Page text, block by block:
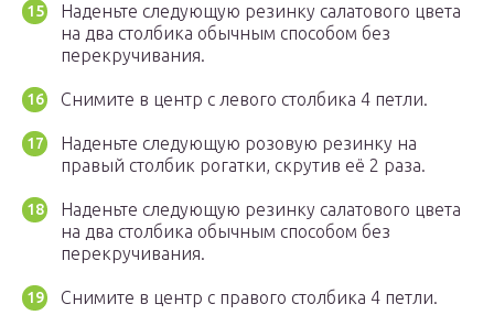
Наденьте следующую резинку салатового цвета
на два столбика обычным способом без
перекручивания.
Снимите в центр с левого столбика 4 петли.
Наденьте следующую розовую резинку на
правый столбик рогатки, скрутив её 2 раза.
Наденьте следующую резинку салатового цвета
на два столбика обычным способом без
перекручивания.
Снимите в центр с правого столбика 4 петли.